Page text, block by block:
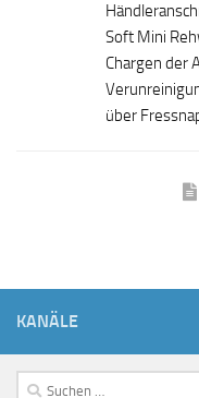
Soft Mini
Chargen der
über
KANÄLE
Suchen